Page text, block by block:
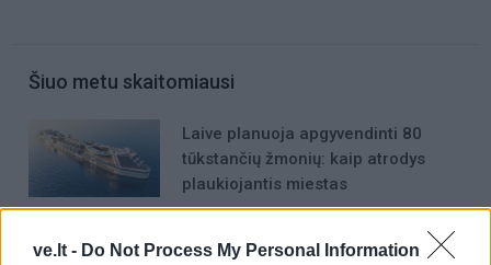
ve.lt - Do Not Process My Personal Information
Šiuo metu skaitomiausi
Laive planuoja apgyvendinti 80
tūkstančių žmonių: kaip atrodys
plaukiojantis miestas
Nemalonus kvapas šaldytuve dings
be chemijos: ką įdėti į vidų